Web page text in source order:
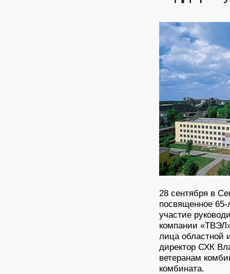
28 сентября в
посвященное
участие
компании
лица областной
директор СХК
ветеранам
комбината.